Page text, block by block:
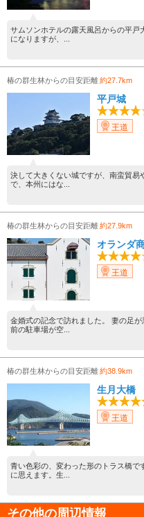
サムソンホテルの露天風呂からの平戸
になりますが、...
椿の群生林からの目安距離約27.7km
平戸城
王道
決して大きくない城ですが、南蛮貿
で、本州にはな...
椿の群生林からの目安距離約27.9km
オランダ
王道
金婚式の記念で訪れました。 妻の足
前の駐車場が空...
椿の群生林からの目安距離約38.9km
生月大橋
王道
青い色彩の、変わった形のトラス橋で
に思えます。生...
その他の周辺情報